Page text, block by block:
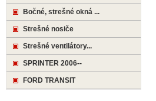
Bočné, strešné okná ...
Strešné nosiče
Strešné ventilátory...
SPRINTER 2006--
FORD TRANSIT